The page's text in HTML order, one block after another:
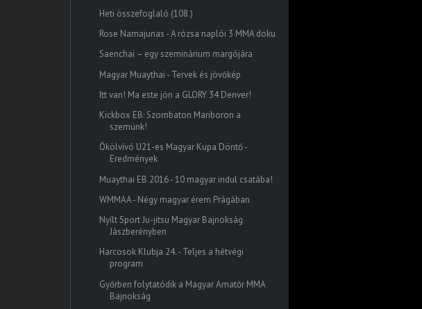
Heti összefoglaló (108.)
Rose Namajunas - A rózsa naplói 3 MMA doku
Saenchai – egy szeminárium margójára
Magyar Muaythai - Tervek és jövőkép
Itt van! Ma este jön a GLORY 34 Denver!
Kickbox EB: Szombaton Mariboron a
szemünk!
Ökölvívó U21-es Magyar Kupa Döntő -
Eredmények
Muaythai EB 2016 - 10 magyar indul csatába!
WMMAA - Négy magyar érem Prágában
Nyílt Sport Ju-jitsu Magyar Bajnokság
Jászberényben
Harcosok Klubja 24. - Teljes a hétvégi
program
Győrben folytatódik a Magyar Amatőr MMA
Bajnokság